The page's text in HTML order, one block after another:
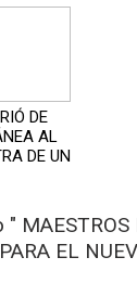
DE
AL
DE UN
EL